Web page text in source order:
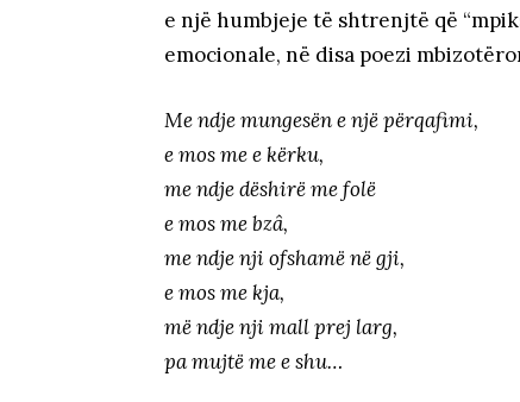
e një humbjeje të shtrenjtë që
emocionale, në disa poezi
Me ndje mungesën e një përqafimi,
e mos me e kërku,
me ndje dëshirë me folë
e mos me bzâ,
me ndje nji ofshamë në gji,
e mos me kja,
më ndje nji mall prej larg,
pa mujtë me e shu…